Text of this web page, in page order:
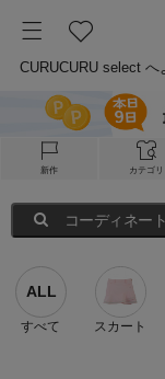
CURUCURU select へ
新作 カテゴリ
コーディネー
ALL
すべて スカート